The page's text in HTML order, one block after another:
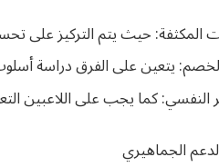
المكثفة: حيث يتم التركيز على
يتعين على الفرق دراسة
النفسي: كما يجب على اللاعبين
الجماهيري